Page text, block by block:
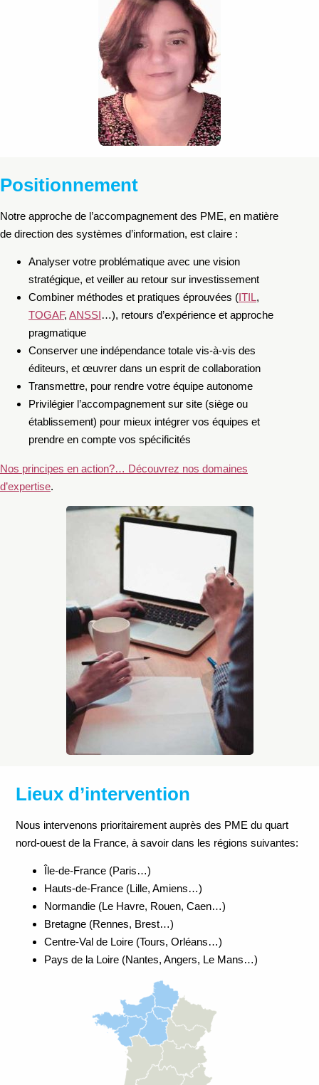
Positionnement
Notre approche de l’accompagnement des PME, en matière
de direction des systèmes d’information, est claire :
Analyser votre problématique avec une vision
stratégique, et veiller au retour sur investissement
Combiner méthodes et pratiques éprouvées (ITIL,
TOGAF, ANSSI…), retours d’expérience et approche
pragmatique
Conserver une indépendance totale vis-à-vis des
éditeurs, et œuvrer dans un esprit de collaboration
Transmettre, pour rendre votre équipe autonome
Privilégier l’accompagnement sur site (siège ou
établissement) pour mieux intégrer vos équipes et
prendre en compte vos spécificités
Nos principes en action?… Découvrez nos domaines
d’expertise.
Lieux d’intervention
Nous intervenons prioritairement auprès des PME du quart
nord-ouest de la France, à savoir dans les régions suivantes:
Île-de-France (Paris…)
Hauts-de-France (Lille, Amiens…)
Normandie (Le Havre, Rouen, Caen…)
Bretagne (Rennes, Brest…)
Centre-Val de Loire (Tours, Orléans…)
Pays de la Loire (Nantes, Angers, Le Mans…)